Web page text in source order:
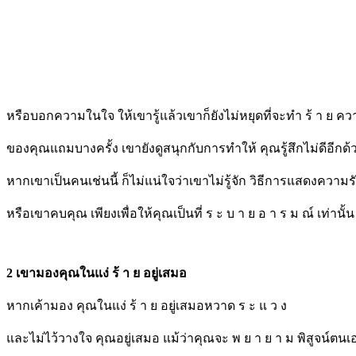
หรือบอกความในใจ ให้เขารู้แล้วเขาก็ยังไม่หยุดที่จะทำ ร้ า ย คว
ของคุณแถมบางครั้ง เขายังดูสนุกกับการทำให้ คุณรู้สึกไม่ดีอีกด้
หากเขาเป็นคนเช่นนี้ ก็ไม่แน่ใจว่าเขาไม่รู้จัก วิธีการแสดงความ
หรือเขาคบคุณ เพียงเพื่อให้คุณเป็นที่ ร ะ บ า ย อ า ร ม ณ์ เท่านั้น
2 เขามองคุณในแง่ ร้ า ย อยู่เสมอ
หากเค้ามอง คุณในแง่ ร้ า ย อยู่เสมอหวาด ร ะ แ ว ง
และไม่ไว้วางใจ คุณอยู่เสมอ แม้ว่าคุณจะ พ ย า ย า ม พิสูจน์ตนเ